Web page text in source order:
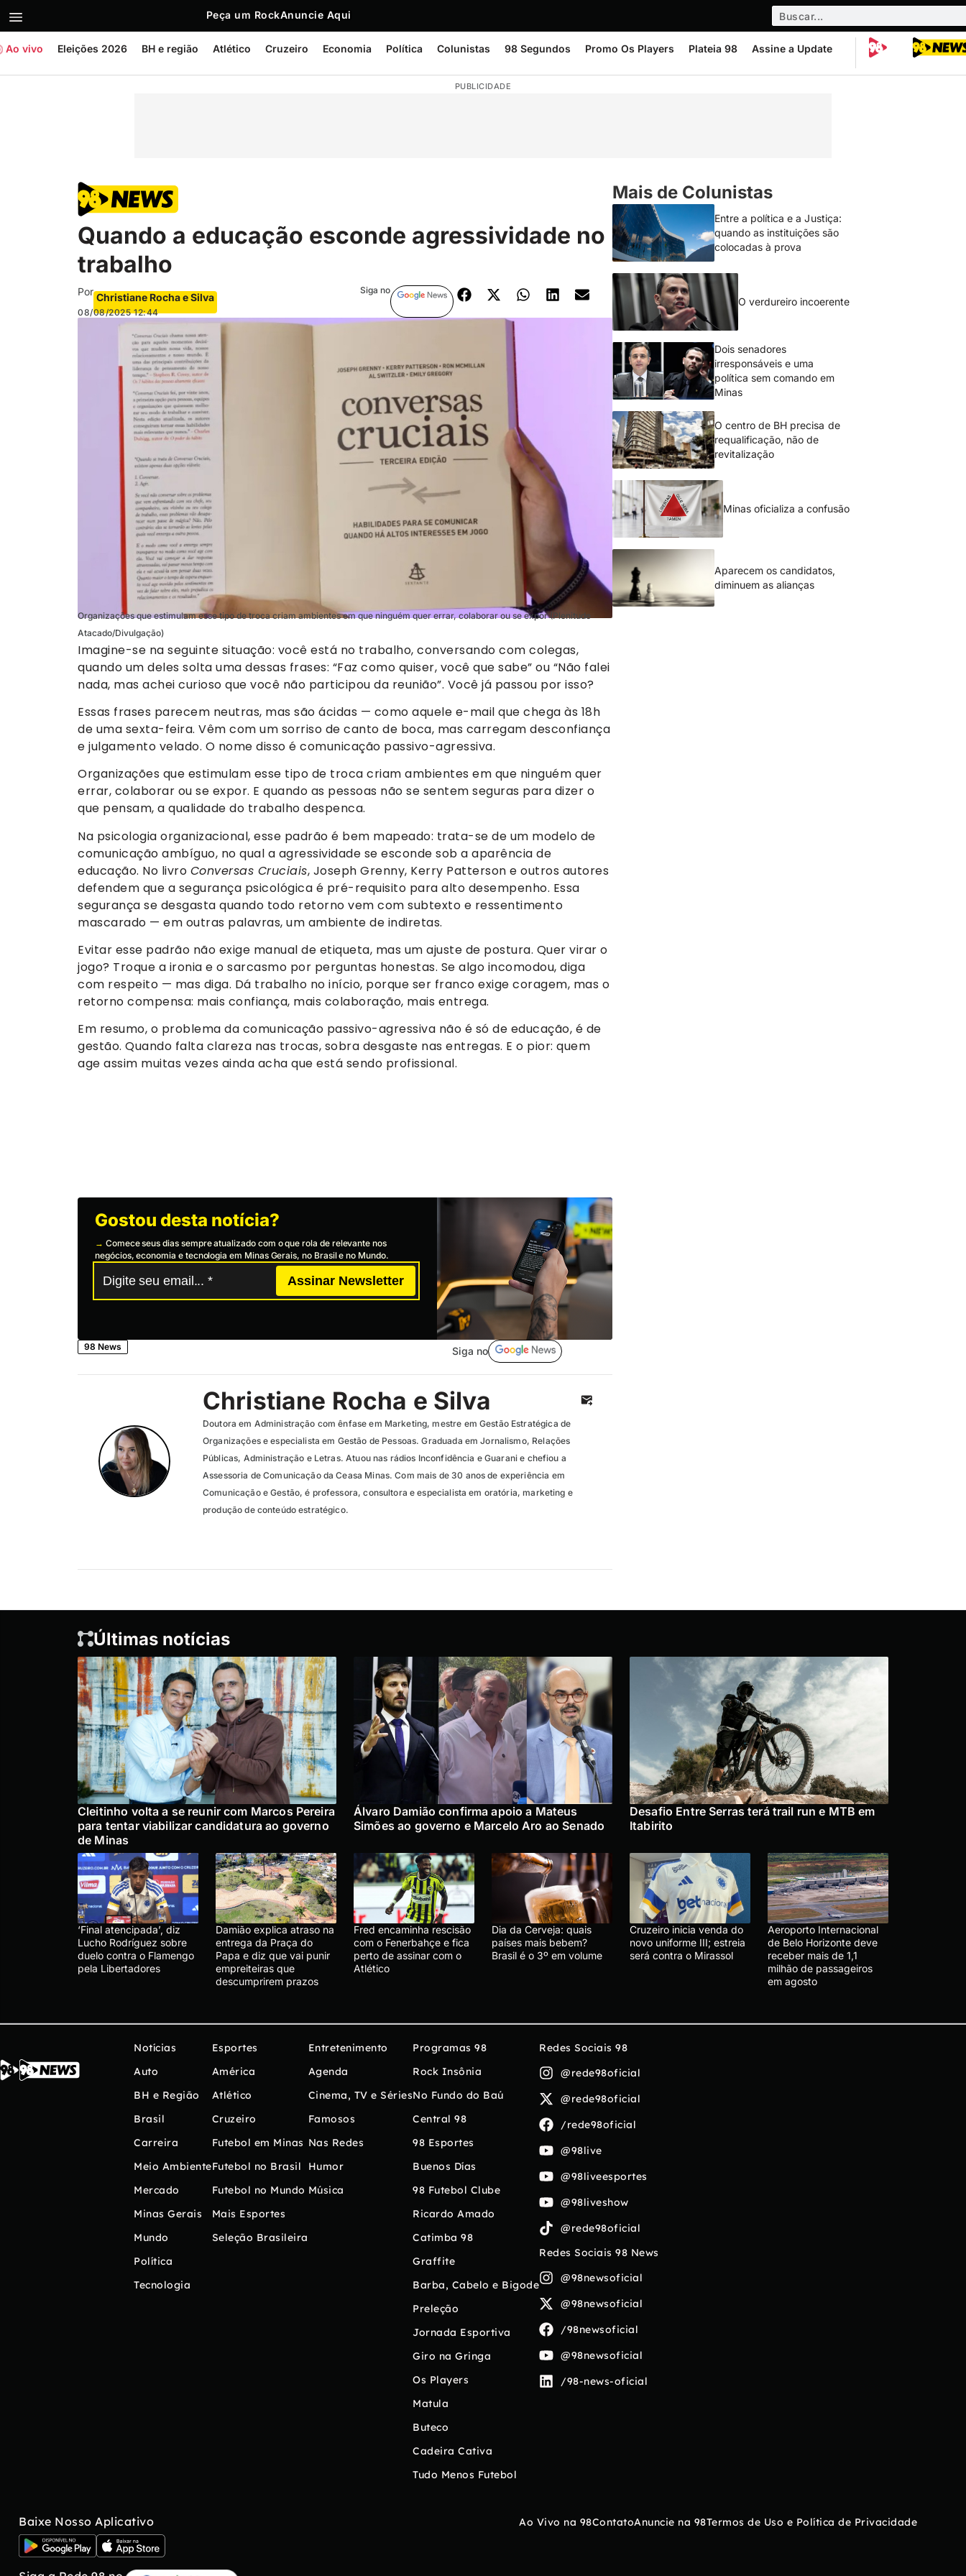
Peça um RockAnuncie Aqui
Ao vivo Eleições 2026 BH e região Atlético Cruzeiro Economia Política Colunistas 98 Segundos Promo Os Players Plateia 98 Assine a Update
PUBLICIDADE
Quando a educação esconde agressividade no
trabalho
Por Christiane Rocha e Silva
08/08/2025 12:44
Siga no
Organizações que estimulam esse tipo de troca criam ambientes em que ninguém quer errar, colaborar ou se expor (Plenitude
Atacado/Divulgação)
Imagine-se na seguinte situação: você está no trabalho, conversando com colegas,
quando um deles solta uma dessas frases: “Faz como quiser, você que sabe” ou “Não falei
nada, mas achei curioso que você não participou da reunião”. Você já passou por isso?
Essas frases parecem neutras, mas são ácidas — como aquele e-mail que chega às 18h
de uma sexta-feira. Vêm com um sorriso de canto de boca, mas carregam desconfiança
e julgamento velado. O nome disso é comunicação passivo-agressiva.
Organizações que estimulam esse tipo de troca criam ambientes em que ninguém quer
errar, colaborar ou se expor. E quando as pessoas não se sentem seguras para dizer o
que pensam, a qualidade do trabalho despenca.
Na psicologia organizacional, esse padrão é bem mapeado: trata-se de um modelo de
comunicação ambíguo, no qual a agressividade se esconde sob a aparência de
educação. No livro Conversas Cruciais, Joseph Grenny, Kerry Patterson e outros autores
defendem que a segurança psicológica é pré-requisito para alto desempenho. Essa
segurança se desgasta quando todo retorno vem com subtexto e ressentimento
mascarado — em outras palavras, um ambiente de indiretas.
Evitar esse padrão não exige manual de etiqueta, mas um ajuste de postura. Quer virar o
jogo? Troque a ironia e o sarcasmo por perguntas honestas. Se algo incomodou, diga
com respeito — mas diga. Dá trabalho no início, porque ser franco exige coragem, mas o
retorno compensa: mais confiança, mais colaboração, mais entrega.
Em resumo, o problema da comunicação passivo-agressiva não é só de educação, é de
gestão. Quando falta clareza nas trocas, sobra desgaste nas entregas. E o pior: quem
age assim muitas vezes ainda acha que está sendo profissional.
Gostou desta notícia?
→ Comece seus dias sempre atualizado com o que rola de relevante nos
negócios, economia e tecnologia em Minas Gerais, no Brasil e no Mundo.
Assinar Newsletter
98 News Siga no
Christiane Rocha e Silva
Doutora em Administração com ênfase em Marketing, mestre em Gestão Estratégica de
Organizações e especialista em Gestão de Pessoas. Graduada em Jornalismo, Relações
Públicas, Administração e Letras. Atuou nas rádios Inconfidência e Guarani e chefiou a
Assessoria de Comunicação da Ceasa Minas. Com mais de 30 anos de experiência em
Comunicação e Gestão, é professora, consultora e especialista em oratória, marketing e
produção de conteúdo estratégico.
Mais de Colunistas
Entre a política e a Justiça:
quando as instituições são
colocadas à prova
O verdureiro incoerente
Dois senadores
irresponsáveis e uma
política sem comando em
Minas
O centro de BH precisa de
requalificação, não de
revitalização
Minas oficializa a confusão
Aparecem os candidatos,
diminuem as alianças
Últimas notícias
Cleitinho volta a se reunir com Marcos Pereira
para tentar viabilizar candidatura ao governo
de Minas
Álvaro Damião confirma apoio a Mateus
Simões ao governo e Marcelo Aro ao Senado
Desafio Entre Serras terá trail run e MTB em
Itabirito
‘Final atencipada’, diz
Lucho Rodríguez sobre
duelo contra o Flamengo
pela Libertadores
Damião explica atraso na
entrega da Praça do
Papa e diz que vai punir
empreiteiras que
descumprirem prazos
Fred encaminha rescisão
com o Fenerbahçe e fica
perto de assinar com o
Atlético
Dia da Cerveja: quais
países mais bebem?
Brasil é o 3º em volume
Cruzeiro inicia venda do
novo uniforme III; estreia
será contra o Mirassol
Aeroporto Internacional
de Belo Horizonte deve
receber mais de 1,1
milhão de passageiros
em agosto
Notícias
Auto
BH e Região
Brasil
Carreira
Meio Ambiente
Mercado
Minas Gerais
Mundo
Política
Tecnologia
Esportes
América
Atlético
Cruzeiro
Futebol em Minas
Futebol no Brasil
Futebol no Mundo
Mais Esportes
Seleção Brasileira
Entretenimento
Agenda
Cinema, TV e Séries
Famosos
Nas Redes
Humor
Música
Programas 98
Rock Insônia
No Fundo do Baú
Central 98
98 Esportes
Buenos Días
98 Futebol Clube
Ricardo Amado
Catimba 98
Graffite
Barba, Cabelo e Bigode
Preleção
Jornada Esportiva
Giro na Gringa
Os Players
Matula
Buteco
Cadeira Cativa
Tudo Menos Futebol
Redes Sociais 98
@rede98oficial
@rede98oficial
/rede98oficial
@98live
@98liveesportes
@98liveshow
@rede98oficial
Redes Sociais 98 News
@98newsoficial
@98newsoficial
/98newsoficial
@98newsoficial
/98-news-oficial
Baixe Nosso Aplicativo Ao Vivo na 98ContatoAnuncie na 98Termos de Uso e Política de Privacidade